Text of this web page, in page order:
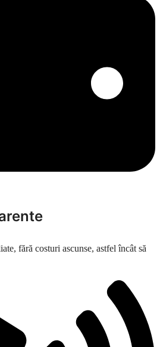
fără costuri ascunse, astfel încât să